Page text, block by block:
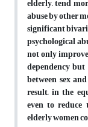
elderly, tend
abuse by other
significant
psychological
not only
dependency
between sex
result, in the
even to reduce
elderly women